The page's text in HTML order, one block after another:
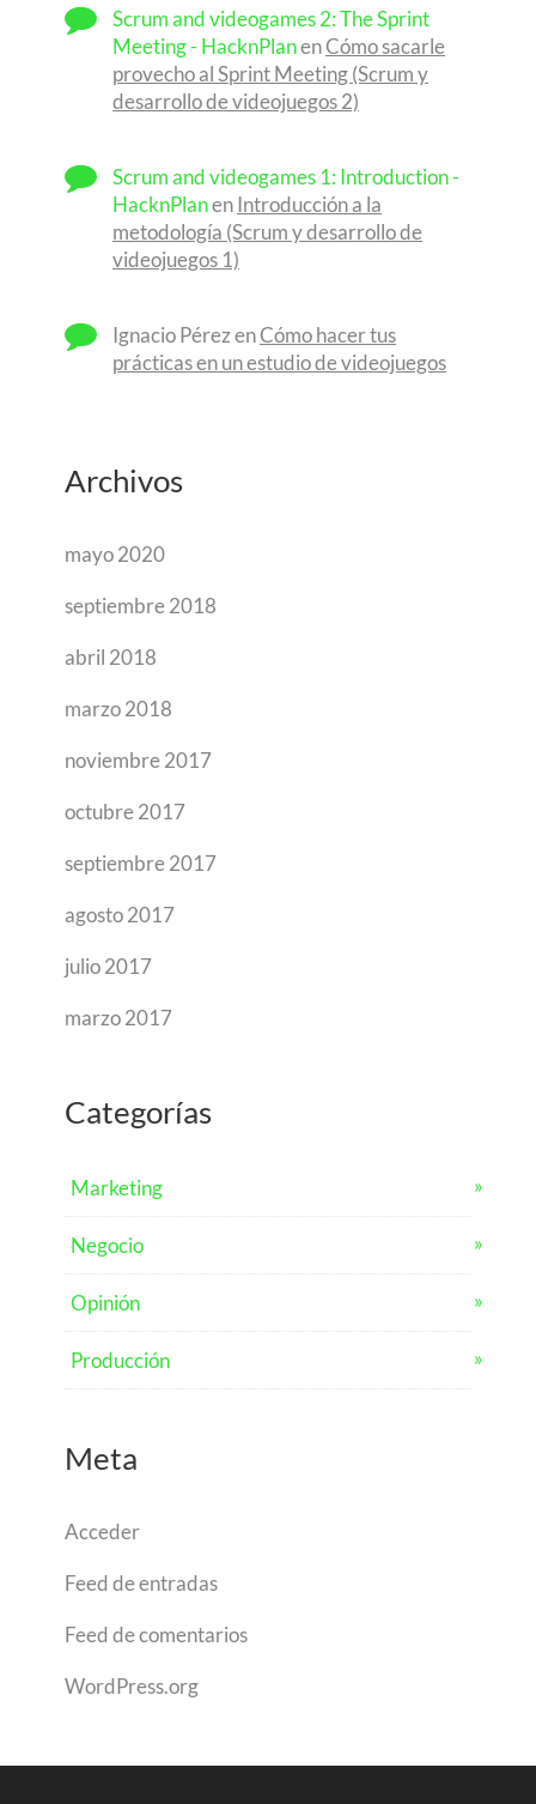
Scrum and videogames 2: The Sprint
Meeting - HacknPlanenCómo sacarle
provecho al Sprint Meeting (Scrum y
desarrollo de videojuegos 2)
Scrum and videogames 1: Introduction -
HacknPlanenIntroducción a la
metodología (Scrum y desarrollo de
videojuegos 1)
Ignacio PérezenCómo hacer tus
prácticas en un estudio de videojuegos
Archivos
mayo 2020
septiembre 2018
abril 2018
marzo 2018
noviembre 2017
octubre 2017
septiembre 2017
agosto 2017
julio 2017
marzo 2017
Categorías
Marketing
Negocio
Opinión
Producción
Meta
Acceder
Feed de entradas
Feed de comentarios
WordPress.org